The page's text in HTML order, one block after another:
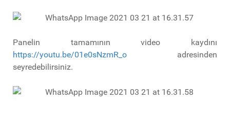
Panelin tamamının video kaydını
https://youtu.be/01e0sNzmR_o adresinden
seyredebilirsiniz.